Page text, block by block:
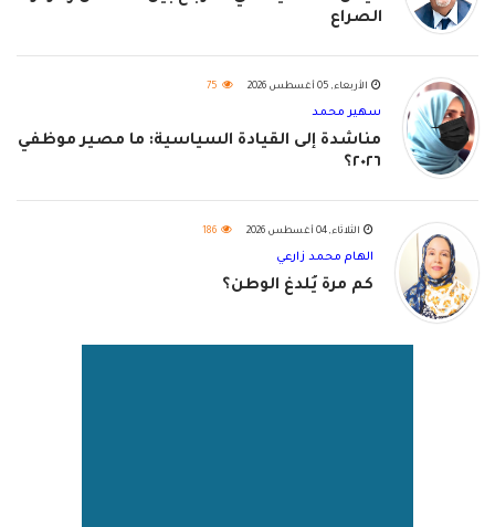
الصراع
الأربعاء, 05 أغسطس 2026 75
سهير محمد
مناشدة إلى القيادة السياسية: ما مصير موظفي
٢٠٢٦؟
الثلاثاء, 04 أغسطس 2026 186
الهام محمد زارعي
كم مرة يُلدغ الوطن؟